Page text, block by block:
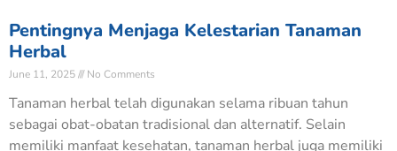
Pentingnya Menjaga Kelestarian Tanaman
Herbal
June 11, 2025 No Comments
Tanaman herbal telah digunakan selama ribuan tahun
sebagai obat-obatan tradisional dan alternatif. Selain
memiliki manfaat kesehatan, tanaman herbal juga memiliki